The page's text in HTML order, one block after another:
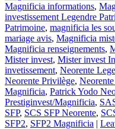
Magnificia informations,
investissement Legendre
Patrimoine, magnificia les
mariage avis, Magnificia
Magnificia renseignements,
Mister invest, Mister invest
invetissement, Neorente
Neorente Privilège,
Magnificia, Patrick Yodo
Prestiginvest/Magnificia,
SFP, SCS SFP Neorente,
SFP2, SFP2 Magnificia |